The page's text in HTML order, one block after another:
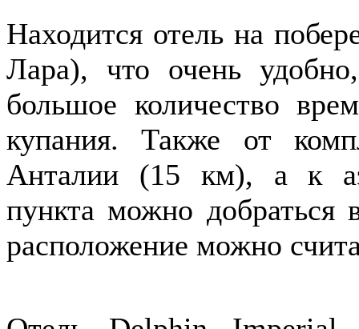
Находится отель на
Лара), что очень
большое количество
купания. Также от
Анталии (15 км), а к
пункта можно
расположение можно